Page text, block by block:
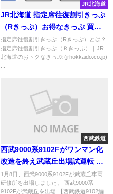
JR北海道
JR北海道 指定席往復割引きっぷ
（Rきっぷ）お得なきっぷ 買い
方・使い方を紹介！
指定席往復割引きっぷ（Rきっぷ）とは？
指定席往復割引きっぷ（Ｒきっぷ）｜JR
北海道のおトクなきっぷ (jrhokkaido.co.jp)
西武鉄道
西武9000系9102Fがワンマン化
改造を終え武蔵丘出場試運転 多
摩湖線へ転属
1月8日、西武9000系9102Fが武蔵丘車両
研修所を出場しました。 西武9000系
9102Fが武蔵丘を出場 【西武鉄道9102編